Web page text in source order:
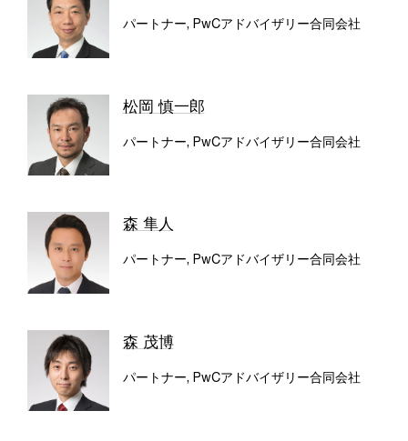
パートナー, PwCアドバイザリー合同会社
松岡 慎一郎
パートナー, PwCアドバイザリー合同会社
森 隼人
パートナー, PwCアドバイザリー合同会社
森 茂博
パートナー, PwCアドバイザリー合同会社